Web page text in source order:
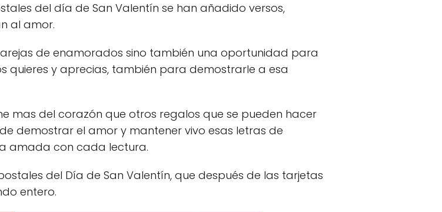
del día de San Valentín se han añadido versos,
al amor.
de enamorados sino también una oportunidad para
quieres y aprecias, también para demostrarle a esa
mas del corazón que otros regalos que se pueden hacer
demostrar el amor y mantener vivo esas letras de
amada con cada lectura.
del Día de San Valentín, que después de las tarjetas
entero.